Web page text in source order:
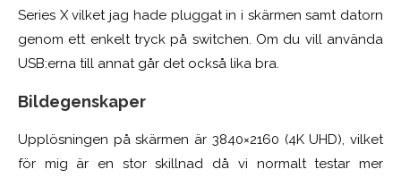
Series X vilket jag hade pluggat in i skärmen samt datorn
genom ett enkelt tryck på switchen. Om du vill använda
USB:erna till annat går det också lika bra.
Bildegenskaper
Upplösningen på skärmen är 3840×2160 (4K UHD), vilket
för mig är en stor skillnad då vi normalt testar mer